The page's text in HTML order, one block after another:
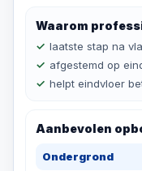
Waarom
laatste stap na
afgestemd op
helpt eindvloer
Aanbevolen
Ondergrond